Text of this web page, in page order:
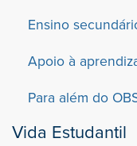
Ensino
Apoio à
Para além do
Vida Estudantil